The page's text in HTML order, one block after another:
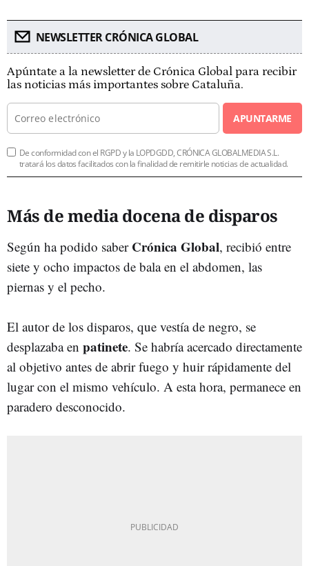
NEWSLETTER CRÓNICA GLOBAL
Apúntate a la newsletter de Crónica Global para recibir
las noticias más importantes sobre Cataluña.
APUNTARME
De conformidad con el RGPD y la LOPDGDD, CRÓNICA GLOBALMEDIA S.L.
tratará los datos facilitados con la finalidad de remitirle noticias de actualidad.
Más de media docena de disparos
Según ha podido saber Crónica Global, recibió entre
siete y ocho impactos de bala en el abdomen, las
piernas y el pecho.
El autor de los disparos, que vestía de negro, se
desplazaba en patinete. Se habría acercado directamente
al objetivo antes de abrir fuego y huir rápidamente del
lugar con el mismo vehículo. A esta hora, permanece en
paradero desconocido.